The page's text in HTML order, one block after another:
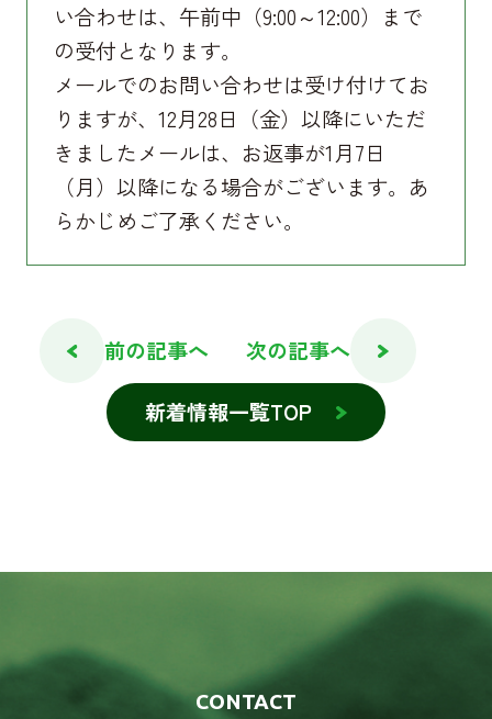
い合わせは、午前中（9:00～12:00）まで
の受付となります。
メールでのお問い合わせは受け付けてお
りますが、12月28日（金）以降にいただ
きましたメールは、お返事が1月7日
（月）以降になる場合がございます。あ
らかじめご了承ください。
前の記事へ 次の記事へ
新着情報一覧TOP
CONTACT